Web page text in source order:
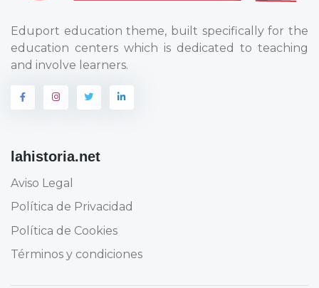
Eduport education theme, built specifically for the
education centers which is dedicated to teaching
and involve learners.
lahistoria.net
Aviso Legal
Política de Privacidad
Política de Cookies
Términos y condiciones